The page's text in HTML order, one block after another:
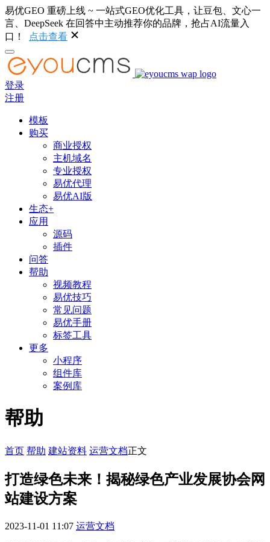
易优GEO 重磅上线 ~ 一站式GEO优化工具，让豆包、文心一
言、DeepSeek 在回答中主动推荐你的品牌，抢占AI流量入
口！
点击查看
登录
注册
模板
购买
商业授权
主机域名
专业授权
易优代理
易优AI版
生态+
应用
源码
插件
问答
帮助
视频教程
易优技巧
常见问题
易优手册
标签工具
更多
小程序
组件库
案例库
帮助
首页 帮助 建站资料 运营文档正文
打造绿色未来！揭秘绿色产业发展协会网
站建设方案
2023-11-01 11:07 运营文档